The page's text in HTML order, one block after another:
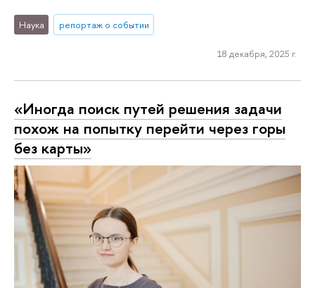
Наука репортаж о событии
18 декабря, 2025 г.
«Иногда поиск путей решения задачи
похож на попытку перейти через горы
без карты»